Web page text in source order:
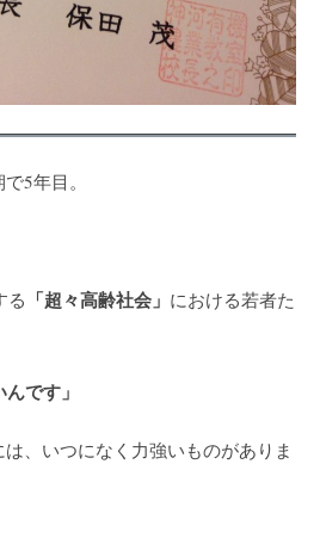
5年目。
る 「超々高齢社会」 における若者た
です」
、いつになく力強いものがありま